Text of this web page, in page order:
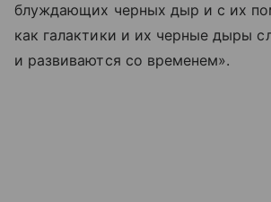
блуждающих черных дыр и с их
как галактики и их черные дыры
и развиваются со временем».